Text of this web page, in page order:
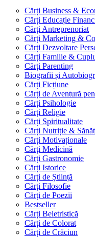
Cărți Business &
Cărți Educație
Cărți Antreprenoriat
Cărți Marketing &
Cărți Dezvoltare
Cărți Familie &
Cărți Parenting
Biografii și
Cărți Ficțiune
Cărți de Aventură
Cărți Psihologie
Cărți Religie
Cărți Spiritualitate
Cărți Nutriție &
Cărți Motivaționale
Cărți Medicină
Cărți Gastronomie
Cărți Istorice
Cărți de Știință
Cărți Filosofie
Cărți de Poezii
Bestseller
Cărți Beletristică
Cărți de Colorat
Cărți de Crăciun